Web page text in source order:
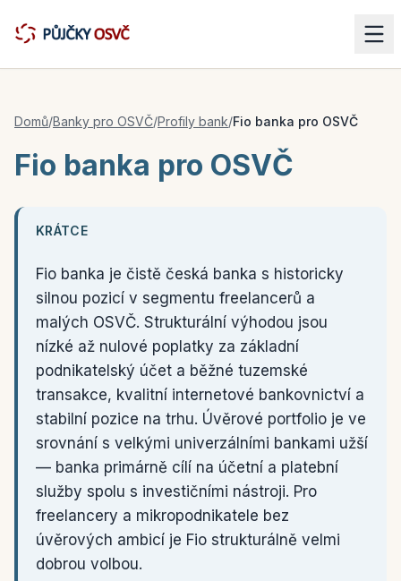
Domů/Banky pro OSVČ/Profily bank/Fio banka pro OSVČ
Fio banka pro OSVČ
KRÁTCE
Fio banka je čistě česká banka s historicky
silnou pozicí v segmentu freelancerů a
malých OSVČ. Strukturální výhodou jsou
nízké až nulové poplatky za základní
podnikatelský účet a běžné tuzemské
transakce, kvalitní internetové bankovnictví a
stabilní pozice na trhu. Úvěrové portfolio je ve
srovnání s velkými univerzálními bankami užší
— banka primárně cílí na účetní a platební
služby spolu s investičními nástroji. Pro
freelancery a mikropodnikatele bez
úvěrových ambicí je Fio strukturálně velmi
dobrou volbou.